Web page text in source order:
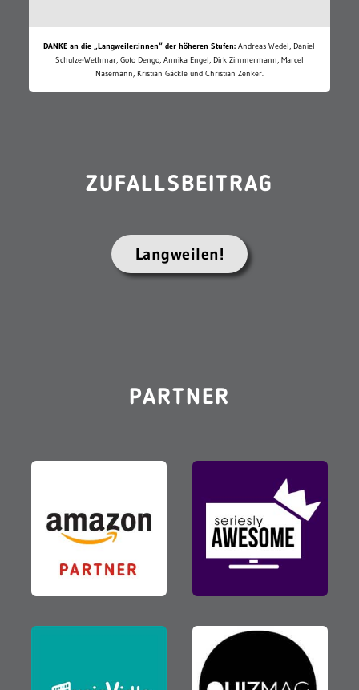
DANKE an die „Langweiler:innen“ der höheren Stufen: Andreas Wedel, Daniel
Schulze-Wethmar, Goto Dengo, Annika Engel, Dirk Zimmermann, Marcel
Nasemann, Kristian Gäckle und Christian Zenker.
ZUFALLSBEITRAG
Langweilen!
PARTNER